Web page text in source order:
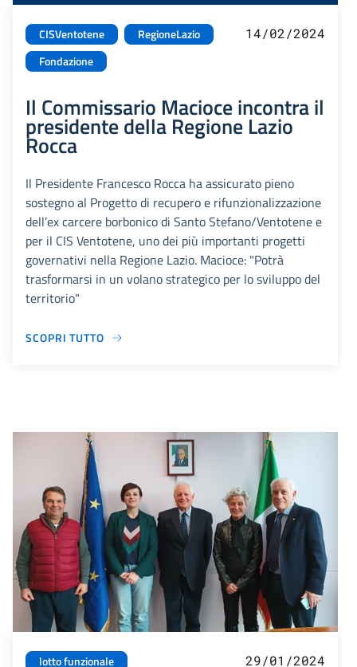
CISVentotene
RegioneLazio
Fondazione
14/02/2024
Il Commissario Macioce incontra il
presidente della Regione Lazio
Rocca
Il Presidente Francesco Rocca ha assicurato pieno
sostegno al Progetto di recupero e rifunzionalizzazione
dell’ex carcere borbonico di Santo Stefano/Ventotene e
per il CIS Ventotene, uno dei più importanti progetti
governativi nella Regione Lazio. Macioce: "Potrà
trasformarsi in un volano strategico per lo sviluppo del
territorio"
SCOPRI TUTTO
lotto funzionale 29/01/2024